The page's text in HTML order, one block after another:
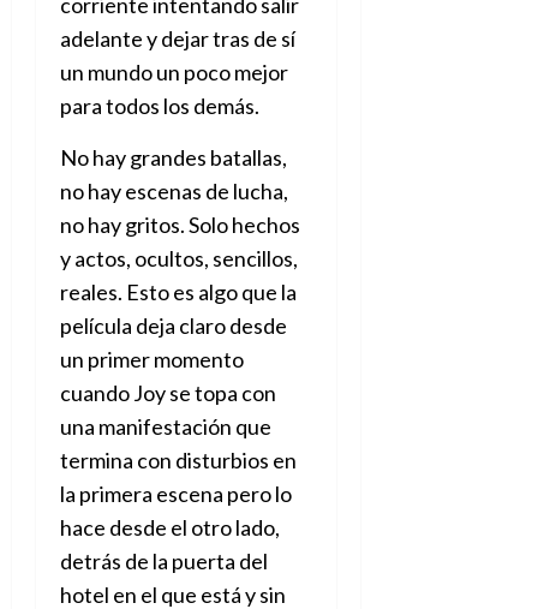
adelante y dejar tras de sí
un mundo un poco mejor
para todos los demás.
No hay grandes batallas,
no hay escenas de lucha,
no hay gritos. Solo hechos
y actos, ocultos, sencillos,
reales. Esto es algo que la
película deja claro desde
un primer momento
cuando Joy se topa con
una manifestación que
termina con disturbios en
la primera escena pero lo
hace desde el otro lado,
detrás de la puerta del
hotel en el que está y sin